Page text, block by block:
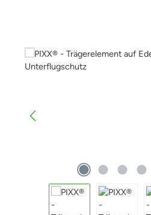
Bildergalerie überspringen